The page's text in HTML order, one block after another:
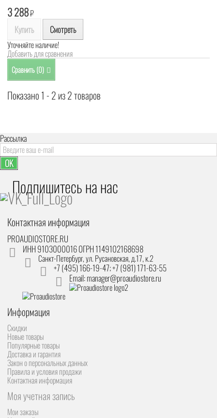
3 288₽
Купить Смотреть
Уточняйте наличие!
Добавить для сравнения
Сравнить (0)
Показано 1 - 2 из 2 товаров
Рассылка
OK
Подпишитесь на наc
Контактная информация
PROAUDIOSTORE.RU
ИНН 9103000016 ОГРН 1149102168698
Санкт-Петербург,ул. Русановская, д.17, к.2
+7 (495) 166-19-47; +7 (981) 171-63-55
Email: manager@proaudiostore.ru
Информация
Скидки
Новые товары
Популярные товары
Доставка и гарантия
Закон о персональных данных
Правила и условия продажи
Контактная информация
Моя учетная запись
Мои заказы